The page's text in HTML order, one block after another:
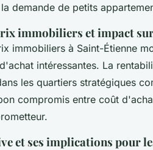
demande de petits
immobiliers et impact
immobiliers à Saint-Étienne
intéressantes. La
les quartiers stratégiques
compromis entre coût
et ses implications pour